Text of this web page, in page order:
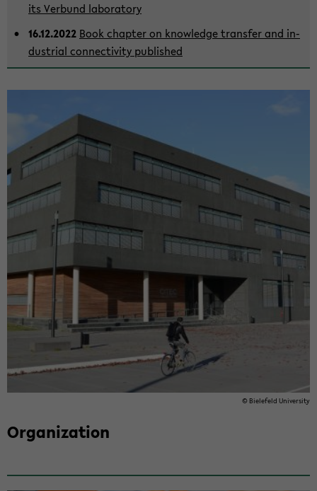
wech­
its Ver­bund lab­o­ra­tory
16.12.2022 Book chap­ter on knowl­edge trans­fer and in­
dus­trial con­nec­tiv­ity pub­lished
© Biele­feld Uni­ver­sity
Or­ga­ni­za­tion